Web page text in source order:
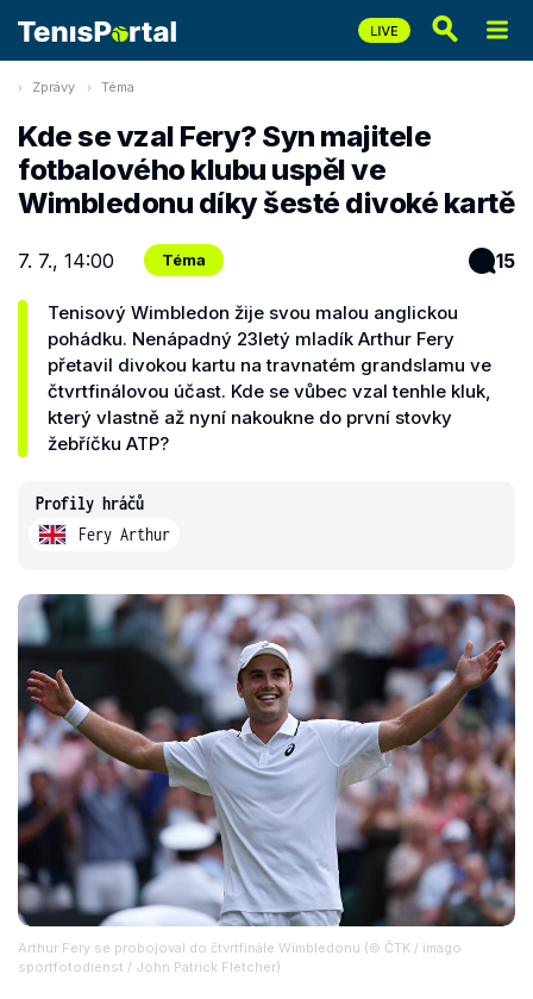
Zprávy Téma
Kde se vzal Fery? Syn majitele
fotbalového klubu uspěl ve
Wimbledonu díky šesté divoké kartě
7. 7., 14:00 Téma 15
Tenisový Wimbledon žije svou malou anglickou
pohádku. Nenápadný 23letý mladík Arthur Fery
přetavil divokou kartu na travnatém grandslamu ve
čtvrtfinálovou účast. Kde se vůbec vzal tenhle kluk,
který vlastně až nyní nakoukne do první stovky
žebříčku ATP?
Profily hráčů
Fery Arthur
Arthur Fery se probojoval do čtvrtfinále Wimbledonu (© ČTK / imago
sportfotodienst / John Patrick Fletcher)